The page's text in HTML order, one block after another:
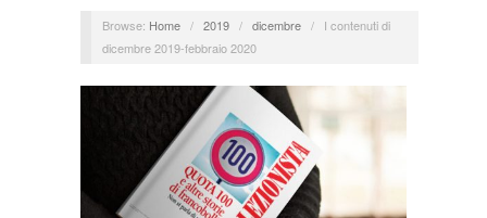
Browse: Home / 2019 / dicembre /
I contenuti di
dicembre 2019-febbraio 2020